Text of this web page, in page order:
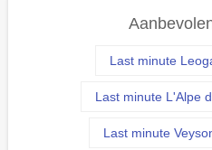
Last minute
Last minute L'Alpe
Last minute